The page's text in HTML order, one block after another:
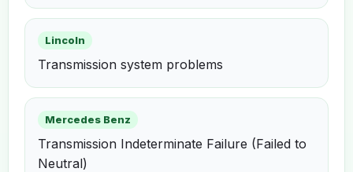
Lincoln
Transmission system problems
Mercedes Benz
Transmission Indeterminate Failure (Failed to
Neutral)